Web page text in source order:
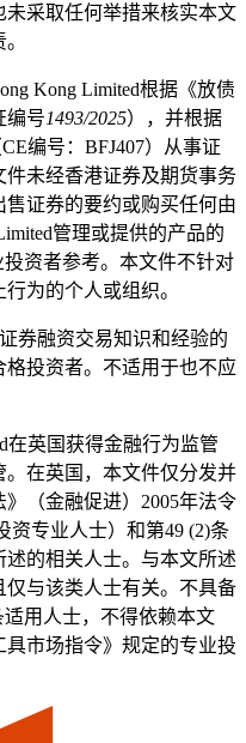
采取任何举措来核实本文
Kong Limited根据《放债
编号1493/2025），并根据
编号：BFJ407）从事证
未经香港证券及期货事务
证券的要约或购买任何由
管理或提供的产品的
资者参考。本文件不针对
为的个人或组织。
券融资交易知识和经验的
投资者。不适用于也不应
在英国获得金融行为监管
在英国，本文件仅分发并
（金融促进）2005年法令
资专业人士）和第49 (2)条
述的相关人士。与本文所述
与该类人士有关。不具备
用人士，不得依赖本文
市场指令》规定的专业投